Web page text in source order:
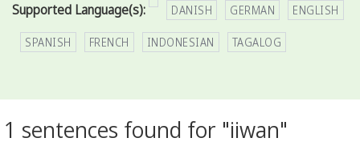
Supported Language(s): DANISH GERMAN ENGLISH
SPANISH FRENCH INDONESIAN TAGALOG
1 sentences found for "iiwan"